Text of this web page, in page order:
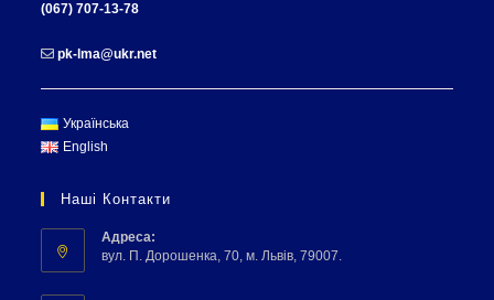
(067) 707-13-78
pk-lma@ukr.net
Українська
English
Наші Контакти
Адреса:
вул. П. Дорошенка, 70, м. Львів, 79007.